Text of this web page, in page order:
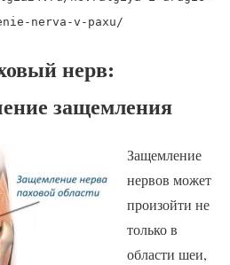
nerva-v-paxu/
нерв:
защемления
Защемление
нервов может
произойти не
только в
области шеи,